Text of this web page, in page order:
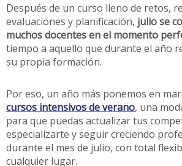
Después de un curso lleno de retos,
evaluaciones y planificación, julio se
muchos docentes en el momento
tiempo a aquello que durante el año
su propia formación.
Por eso, un año más ponemos en
cursos intensivos de verano, una
para que puedas actualizar tus
especializarte y seguir creciendo
durante el mes de julio, con total
cualquier lugar.